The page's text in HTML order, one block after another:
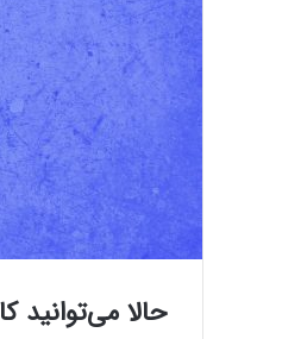
حالا می‌توانید